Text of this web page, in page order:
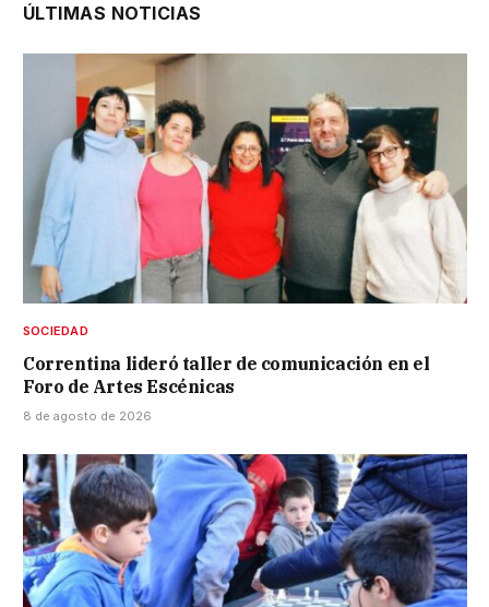
ÚLTIMAS NOTICIAS
SOCIEDAD
Correntina lideró taller de comunicación en el
Foro de Artes Escénicas
8 de agosto de 2026